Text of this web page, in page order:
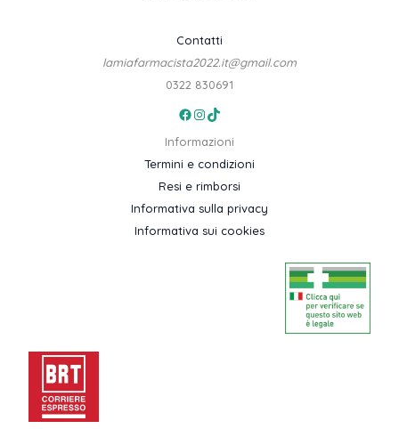
Contatti
lamiafarmacista2022.it@gmail.com
0322 830691
Facebook
Instagram
TikTok
Informazioni
Termini e condizioni
Resi e rimborsi
Informativa sulla privacy
Informativa sui cookies